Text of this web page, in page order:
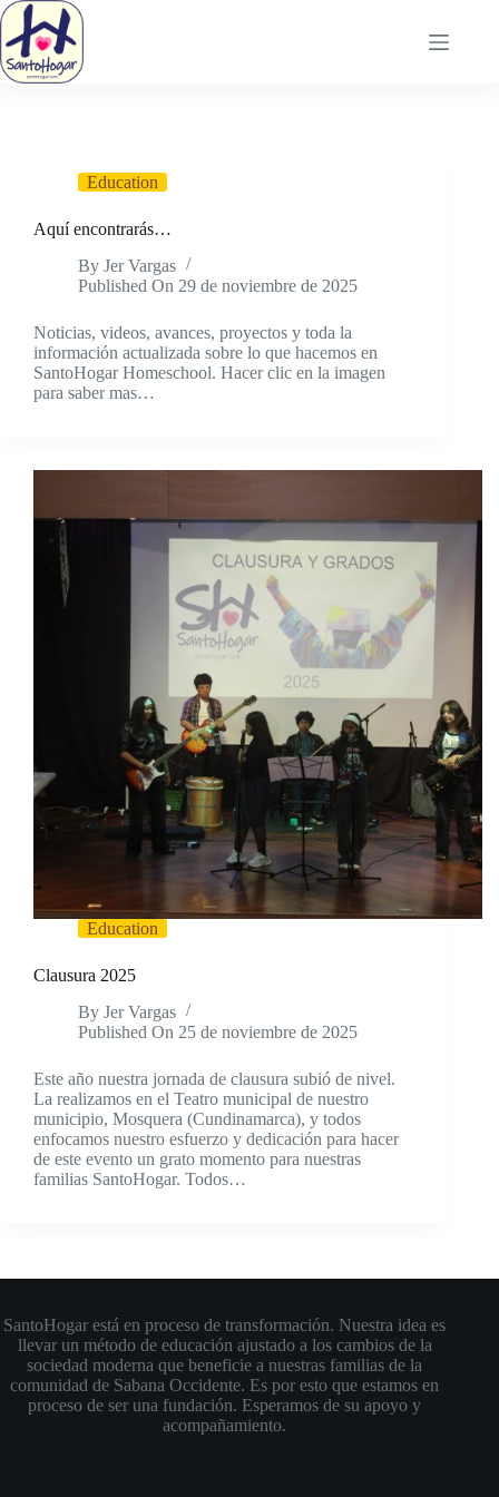
Saltar
al
contenido
Education
Aquí encontrarás…
By Jer Vargas
Published On 29 de noviembre de 2025
Noticias, videos, avances, proyectos y toda la
información actualizada sobre lo que hacemos en
SantoHogar Homeschool. Hacer clic en la imagen
para saber mas…
Education
Clausura 2025
By Jer Vargas
Published On 25 de noviembre de 2025
Este año nuestra jornada de clausura subió de nivel.
La realizamos en el Teatro municipal de nuestro
municipio, Mosquera (Cundinamarca), y todos
enfocamos nuestro esfuerzo y dedicación para hacer
de este evento un grato momento para nuestras
familias SantoHogar. Todos…
SantoHogar está en proceso de transformación. Nuestra idea es
llevar un método de educación ajustado a los cambios de la
sociedad moderna que beneficie a nuestras familias de la
comunidad de Sabana Occidente. Es por esto que estamos en
proceso de ser una fundación. Esperamos de su apoyo y
acompañamiento.